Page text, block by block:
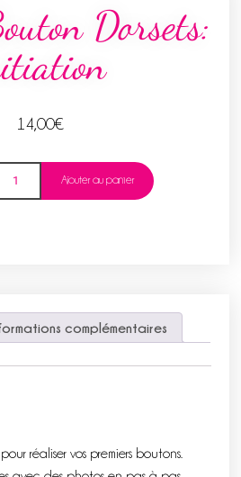
Dorsets:
14,00€
Ajouter au panier
complémentaires
réaliser vos premiers boutons.